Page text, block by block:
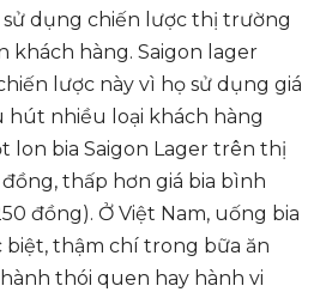
dụng chiến lược thị trường
khách hàng. Saigon lager
lược này vì họ sử dụng giá
hút nhiều loại khách hàng
lon bia Saigon Lager trên thị
thấp hơn giá bia bình
đồng). Ở Việt Nam, uống bia
thậm chí trong bữa ăn
thói quen hay hành vi